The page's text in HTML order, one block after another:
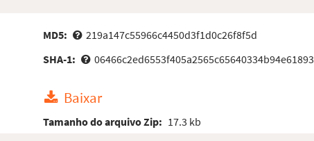
MD5:
219a147c55966c4450d3f1d0c26f8f5d
SHA-1:
06466c2ed6553f405a2565c65640334b94e61893
Baixar
Tamanho do arquivo Zip: 17.3 kb